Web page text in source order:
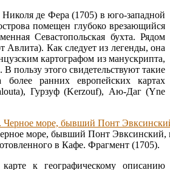
де Фера (1705) в юго-западной
помещен глубоко врезающийся
Севастопольская бухта. Рядом
Авлита). Как следует из легенды, она
картографом из манускрипта,
пользу этого свидетельствуют такие
ранних европейских картах
Гурзуф (Kerzouf), Аю-Даг (Yne
море, бывший Понт Эвксинский,
в Кафе. Фрагмент (1705).
к географическому описанию